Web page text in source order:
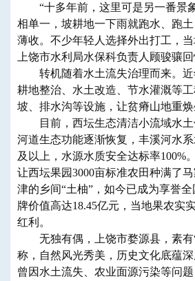
“十多年前，这里可是另一番景
相单一，坡耕地一下雨就跑水、跑
薄收。不少年轻人选择外出打工，
上饶市水利局水保科负责人顾骏骧回
转机随着水土流失治理而来。近
耕地整治、水土改造、节水灌溉等
坡、排水沟等设施，让贫瘠山地重焕
目前，西坛生态清洁小流域水土
河道生态功能逐渐恢复，丰溪河水
及以上，水源水质安全达标率100%
让西坛果园3000亩标准农田种满了
津的乡间“土柚”，如今已成为享誉
牌价值高达18.45亿元，当地果农实
红利。
无独有偶，上饶市婺源县，素有
称，自然风光秀美，历史文化底蕴
曾因水土流失、农业面源污染等问题